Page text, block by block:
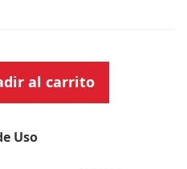
al carrito
Uso